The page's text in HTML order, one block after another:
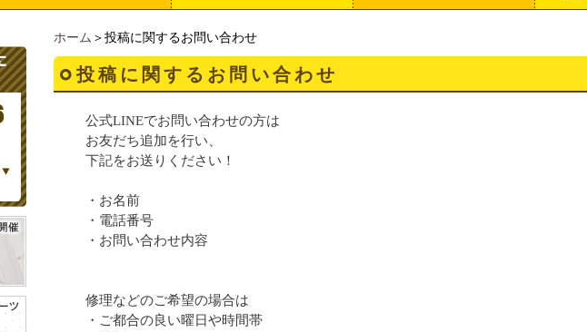
ホーム ＞投稿に関するお問い合わせ
投稿に関するお問い合わせ
公式LINEでお問い合わせの方は
お友だち追加を行い、
下記をお送りください！
・お名前
・電話番号
・お問い合わせ内容
修理などのご希望の場合は
・ご都合の良い曜日や時間帯